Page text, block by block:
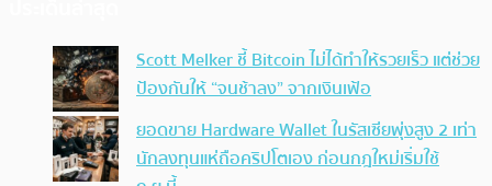
Scott Melker ชี้ Bitcoin ไม่ได้ทำให้รวยเร็ว แต่ช่วย
ป้องกันให้ “จนช้าลง” จากเงินเฟ้อ
ยอดขาย Hardware Wallet ในรัสเซียพุ่งสูง 2 เท่า
นักลงทุนแห่ถือคริปโตเอง ก่อนกฎใหม่เริ่มใช้